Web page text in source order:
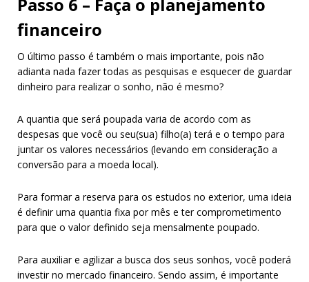
financeiro
O último passo é também o mais importante, pois não
adianta nada fazer todas as pesquisas e esquecer de guardar
dinheiro para realizar o sonho, não é mesmo?
A quantia que será poupada varia de acordo com as
despesas que você ou seu(sua) filho(a) terá e o tempo para
juntar os valores necessários (levando em consideração a
conversão para a moeda local).
Para formar a reserva para os estudos no exterior, uma ideia
é definir uma quantia fixa por mês e ter comprometimento
para que o valor definido seja mensalmente poupado.
Para auxiliar e agilizar a busca dos seus sonhos, você poderá
investir no mercado financeiro. Sendo assim, é importante